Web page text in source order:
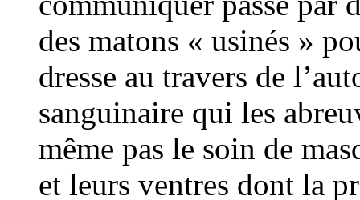
des matons « usinés »
dresse au travers de
sanguinaire qui les
même pas le soin de
et leurs ventres dont la